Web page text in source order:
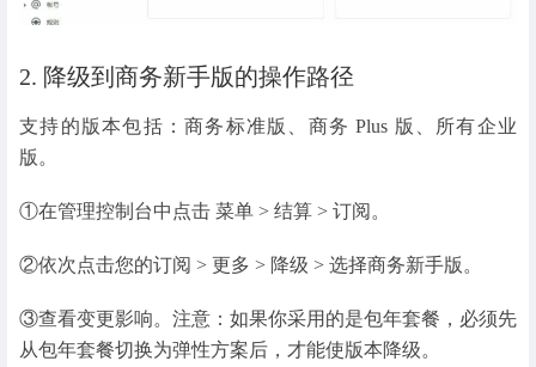
2. 降级到商务新手版的操作路径
支持的版本包括：商务标准版、商务 Plus 版、所有企业
版。
①在管理控制台中点击 菜单 > 结算 > 订阅。
②依次点击您的订阅 > 更多 > 降级 > 选择商务新手版。
③查看变更影响。注意：如果你采用的是包年套餐，必须先
从包年套餐切换为弹性方案后，才能使版本降级。